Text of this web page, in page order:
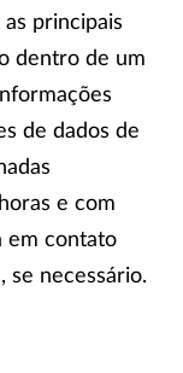
principais
dentro de um
de dados de
e com
em contato
se necessário.